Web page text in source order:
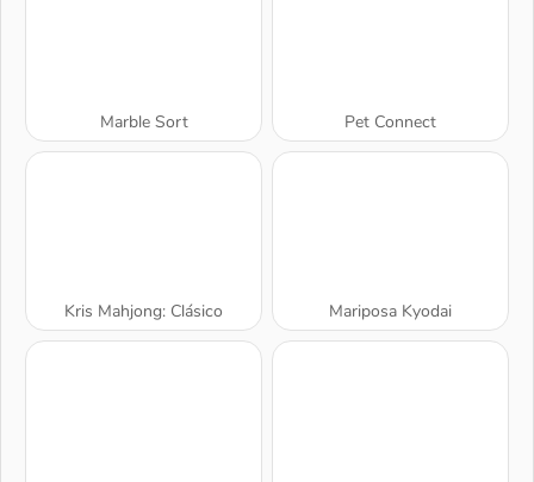
Marble Sort Pet Connect
Kris Mahjong: Clásico Mariposa Kyodai